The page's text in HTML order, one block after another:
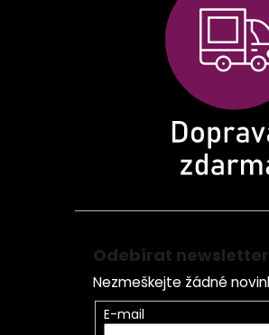
Odebírat newsletter
Nezmeškejte žádné
E-mail